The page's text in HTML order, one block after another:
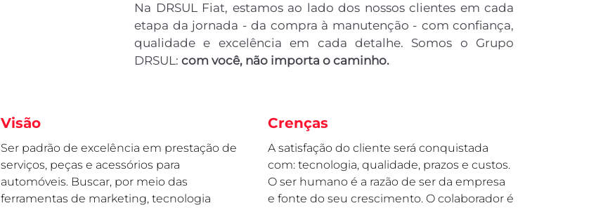
Na DRSUL Fiat, estamos ao lado dos nossos clientes em cada
etapa da jornada - da compra à manutenção - com confiança,
qualidade e excelência em cada detalhe. Somos o Grupo
DRSUL: com você, não importa o caminho.
Visão
Ser padrão de excelência em prestação de
serviços, peças e acessórios para
automóveis. Buscar, por meio das
ferramentas de marketing, tecnologia
Crenças
A satisfação do cliente será conquistada
com: tecnologia, qualidade, prazos e custos.
O ser humano é a razão de ser da empresa
e fonte do seu crescimento. O colaborador é